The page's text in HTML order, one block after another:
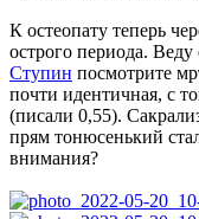
К остеопату теперь
острого периода.
Ступин посмотрите
почти идентичная, с
(писали 0,55).
прям тонюсенький
внимания?